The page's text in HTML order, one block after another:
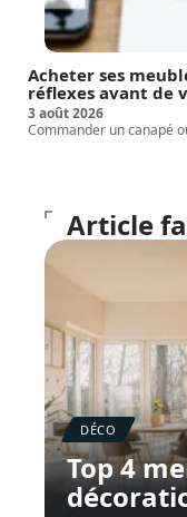
Acheter ses
réflexes avant de
3 août 2026
Commander un canapé
Article
DÉCO
Top 4